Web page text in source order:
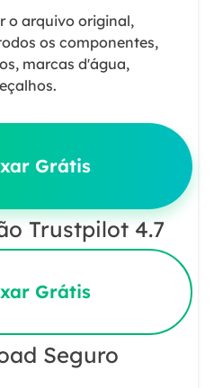
o arquivo original,
os componentes,
marcas d'água,
Grátis
Trustpilot 4.7
Grátis
Seguro